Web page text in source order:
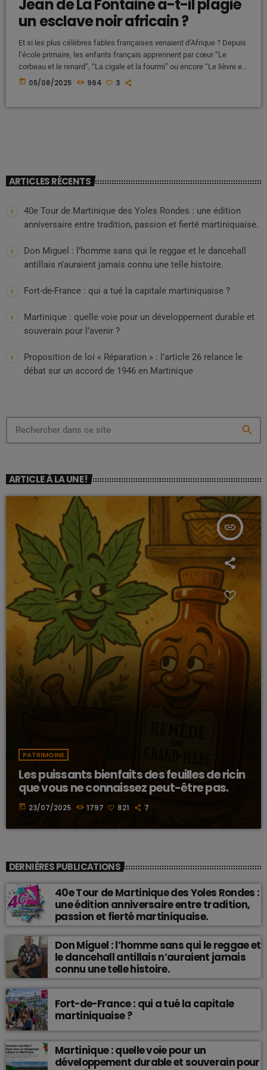
Jean de La Fontaine a-t-il plagié
un esclave noir africain ?
Et si les plus célèbres fables françaises venaient d’Afrique ? Depuis
l’école primaire, les enfants français apprennent par cœur “Le
corbeau et le renard”, “La cigale et la fourmi” ou encore “Le lièvre et
la tortue”, sans toujours savoir qu’elles ont une origine bien plus
today 05/08/2025 964 3
ARTICLES RÉCENTS
40e Tour de Martinique des Yoles Rondes : une édition
anniversaire entre tradition, passion et fierté martiniquaise.
Don Miguel : l’homme sans qui le reggae et le dancehall
antillais n’auraient jamais connu une telle histoire.
Fort-de-France : qui a tué la capitale martiniquaise ?
Martinique : quelle voie pour un développement durable et
souverain pour l’avenir ?
Proposition de loi « Réparation » : l’article 26 relance le
débat sur un accord de 1946 en Martinique
search
ARTICLE À LA UNE !
insert_link
PATRIMOINE
Les puissants bienfaits des feuilles de ricin
que vous ne connaissez peut-être pas.
today 23/07/2025 1797 821 7
DERNIÈRES PUBLICATIONS
40e Tour de Martinique des Yoles Rondes :
une édition anniversaire entre tradition,
passion et fierté martiniquaise.
Don Miguel : l’homme sans qui le reggae et
le dancehall antillais n’auraient jamais
connu une telle histoire.
Fort-de-France : qui a tué la capitale
martiniquaise ?
Martinique : quelle voie pour un
développement durable et souverain pour